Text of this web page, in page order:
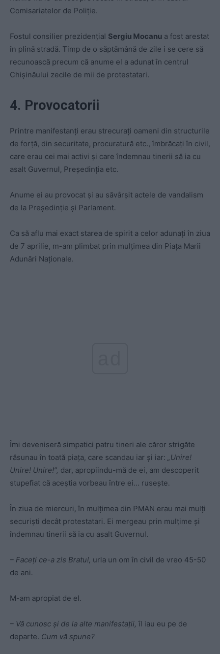
Comisariatelor de Poliţie.
Fostul consilier prezidenţial Sergiu Mocanu a fost arestat
în plină stradă. Timp de o săptămână de zile i se cere să
recunoască precum că anume el a adunat în centrul
Chişinăului zecile de mii de protestatari.
4. Provocatorii
Printre manifestanţi erau strecuraţi oameni din structurile
de forţă, din securitate, procuratură etc., îmbrăcaţi în civil,
care erau cei mai activi şi care îndemnau tinerii să ia cu
asalt Guvernul, Preşedinţia etc.
Anume ei au provocat şi au săvârşit actele de vandalism
de la Preşedinţie şi Parlament.
Ca să aflu mai exact starea de spirit a celor adunaţi în ziua
de 7 aprilie, m-am plimbat prin mulţimea din Piaţa Marii
Adunări Naţionale.
Îmi deveniseră simpatici patru tineri ale căror strigăte
răsunau în toată piaţa, care scandau iar şi iar: „Unire!
Unire! Unire!”, dar, apropiindu-mă de ei, am descoperit
stupefiat că aceştia vorbeau între ei… ruseşte.
În ziua de miercuri, în mulţimea din PMAN erau mai mulţi
securişti decât protestatari. Ei mergeau prin mulţime şi
îndemnau tinerii să ia cu asalt Guvernul.
– Faceţi ce-a zis Bratu!, urla un om în civil de vreo 45-50
de ani.
M-am apropiat de el.
– Vă cunosc şi de la alte manifestaţii, îl iau eu pe de
departe. Cum vă spune?